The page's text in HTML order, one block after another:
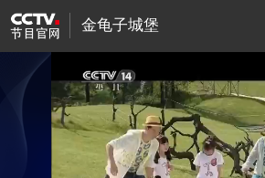
金龟子城堡